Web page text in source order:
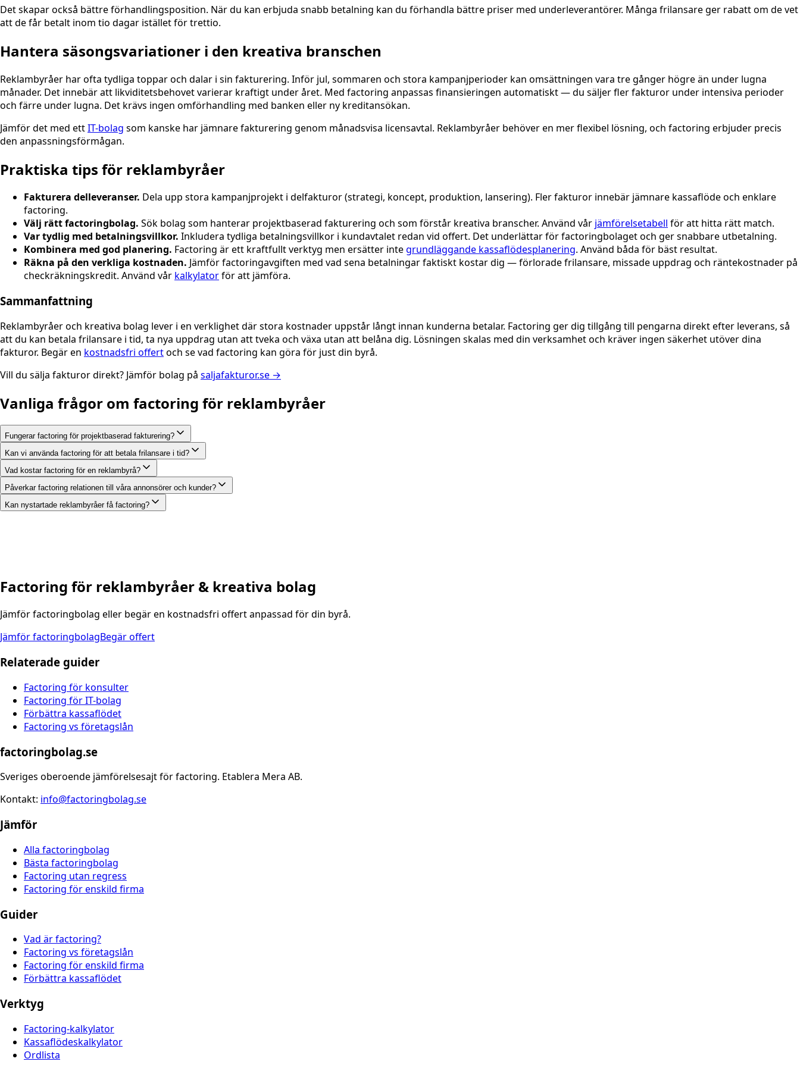
Det skapar också bättre förhandlingsposition. När du kan erbjuda snabb betalning kan du förhandla bättre priser med underleverantörer. Många frilansare ger rabatt om de vet
att de får betalt inom tio dagar istället för trettio.
Hantera säsongsvariationer i den kreativa branschen
Reklambyråer har ofta tydliga toppar och dalar i sin fakturering. Inför jul, sommaren och stora kampanjperioder kan omsättningen vara tre gånger högre än under lugna
månader. Det innebär att likviditetsbehovet varierar kraftigt under året. Med factoring anpassas finansieringen automatiskt — du säljer fler fakturor under intensiva perioder
och färre under lugna. Det krävs ingen omförhandling med banken eller ny kreditansökan.
Jämför det med ettIT-bolag som kanske har jämnare fakturering genom månadsvisa licensavtal. Reklambyråer behöver en mer flexibel lösning, och factoring erbjuder precis
den anpassningsförmågan.
Praktiska tips för reklambyråer
Fakturera delleveranser. Dela upp stora kampanjprojekt i delfakturor (strategi, koncept, produktion, lansering). Fler fakturor innebär jämnare kassaflöde och enklare
factoring.
Välj rätt factoringbolag. Sök bolag som hanterar projektbaserad fakturering och som förstår kreativa branscher. Använd vår jämförelsetabell för att hitta rätt match.
Var tydlig med betalningsvillkor. Inkludera tydliga betalningsvillkor i kundavtalet redan vid offert. Det underlättar för factoringbolaget och ger snabbare utbetalning.
Kombinera med god planering. Factoring är ett kraftfullt verktyg men ersätter integrundläggande kassaflödesplanering. Använd båda för bäst resultat.
Räkna på den verkliga kostnaden. Jämför factoringavgiften med vad sena betalningar faktiskt kostar dig — förlorade frilansare, missade uppdrag och räntekostnader på
checkräkningskredit. Använd vår kalkylatorför att jämföra.
Sammanfattning
Reklambyråer och kreativa bolag lever i en verklighet där stora kostnader uppstår långt innan kunderna betalar. Factoring ger dig tillgång till pengarna direkt efter leverans, så
att du kan betala frilansare i tid, ta nya uppdrag utan att tveka och växa utan att belåna dig. Lösningen skalas med din verksamhet och kräver ingen säkerhet utöver dina
fakturor. Begär en kostnadsfri offertoch se vad factoring kan göra för just din byrå.
Vill du sälja fakturor direkt? Jämför bolag på saljafakturor.se →
Vanliga frågor om factoring för reklambyråer
Fungerar factoring för projektbaserad fakturering?
Kan vi använda factoring för att betala frilansare i tid?
Vad kostar factoring för en reklambyrå?
Påverkar factoring relationen till våra annonsörer och kunder?
Kan nystartade reklambyråer få factoring?
Factoring för reklambyråer & kreativa bolag
Jämför factoringbolag eller begär en kostnadsfri offert anpassad för din byrå.
Jämför factoringbolagBegär offert
Relaterade guider
Factoring för konsulter
Factoring för IT-bolag
Förbättra kassaflödet
Factoring vs företagslån
factoringbolag.se
Sveriges oberoende jämförelsesajt för factoring. Etablera Mera AB.
Kontakt: info@factoringbolag.se
Jämför
Alla factoringbolag
Bästa factoringbolag
Factoring utan regress
Factoring för enskild firma
Guider
Vad är factoring?
Factoring vs företagslån
Factoring för enskild firma
Förbättra kassaflödet
Verktyg
Factoring-kalkylator
Kassaflödeskalkylator
Ordlista